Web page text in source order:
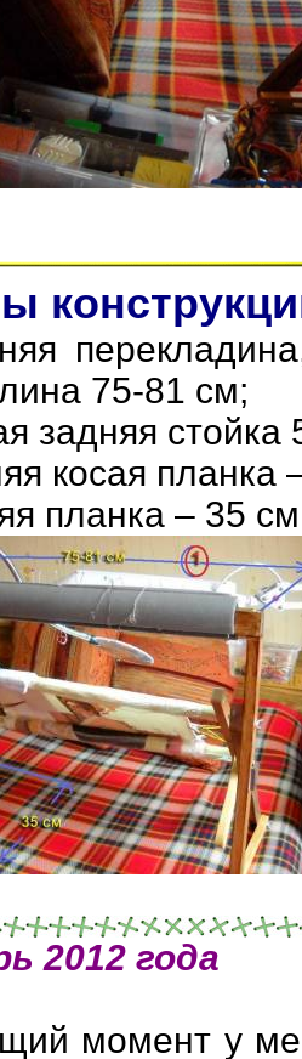
75-81 см;
задняя стойка
косая планка
планка – 35
2012 года
момент у